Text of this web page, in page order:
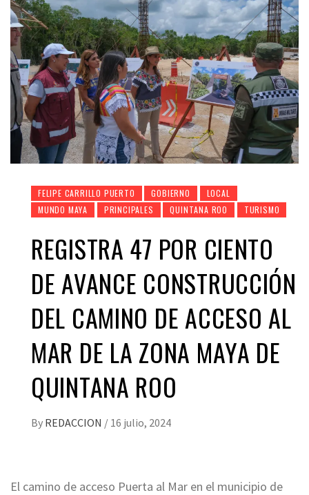
FELIPE CARRILLO PUERTO GOBIERNO
LOCAL
MUNDO MAYA
PRINCIPALES QUINTANA ROO TURISMO
REGISTRA 47 POR CIENTO
DE AVANCE CONSTRUCCIÓN
DEL CAMINO DE ACCESO AL
MAR DE LA ZONA MAYA DE
QUINTANA ROO
By REDACCION / 16 julio, 2024
El camino de acceso Puerta al Mar en el municipio de